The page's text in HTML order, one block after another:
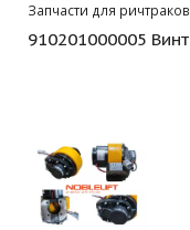
Запчасти для ричтраков
910201000005 Винт